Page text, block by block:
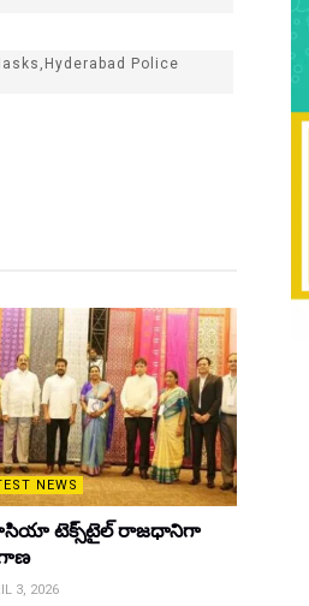
Police
NEWS
టెక్స్‌టైల్ రాజధానిగా
3, 2026